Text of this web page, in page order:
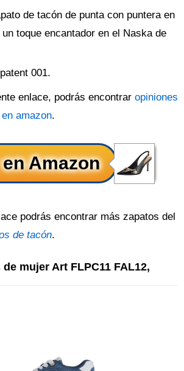
de tacón de punta con puntera en
toque encantador en el Naska de
001.
enlace, podrás encontrar opiniones
amazon.
podrás encontrar más zapatos del
de tacón.
mujer Art FLPC11 FAL12,